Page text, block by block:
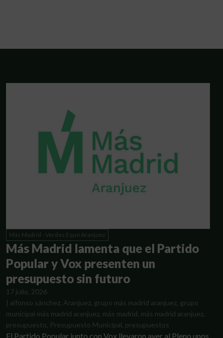
Más Madrid - Verdes Equo Aranjuez
Más Madrid lamenta que el Partido
Popular y Vox presenten un
presupuesto sin futuro
17 julio, 2026
| alfonso sánchez, Aranjuez, grupo más madrid aranjuez, grupo
municipal más madrid aranjuez, más madrid más madrid aranjuez,
presupuesto Presupuesto Municipal presupuestos
El Partido Popular junto con Vox llevaron ayer al Pleno unos